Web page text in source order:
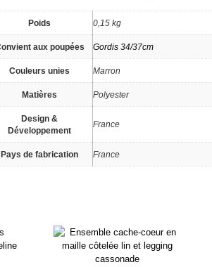
Poids 0,15 kg
aux poupées Gordis 34/37cm
Couleurs unies Marron
Matières Polyester
Design &
Développement
France
Pays de fabrication France